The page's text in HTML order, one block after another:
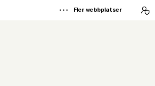
Fler webbplatser